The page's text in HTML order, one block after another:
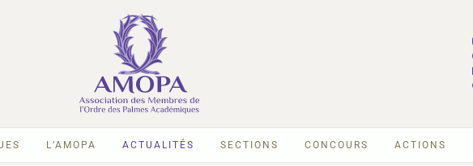
L’AMOPA ACTUALITÉS SECTIONS CONCOURS ACTIONS